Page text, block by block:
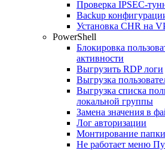
Проверка IPSEC-
Backup
Установка CHR на
PowerShell
Блокировка
активности
Выгрузить RDP логи
Выгрузка
Выгрузка списка
локальной группы
Замена значения в
Лог авторизации
Монтирование папки
Не работает меню